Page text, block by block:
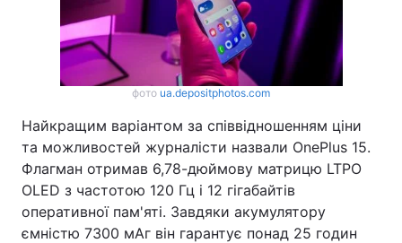
фото ua.depositphotos.com
Найкращим варіантом за співвідношенням ціни
та можливостей журналісти назвали OnePlus 15.
Флагман отримав 6,78-дюймову матрицю LTPO
OLED з частотою 120 Гц і 12 гігабайтів
оперативної пам'яті. Завдяки акумулятору
ємністю 7300 мАг він гарантує понад 25 годин